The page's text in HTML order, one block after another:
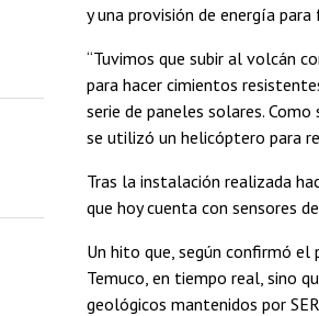
y una provisión de energía para
“Tuvimos que subir al volcán
para hacer cimientos
serie de paneles solares.
se utilizó un helicóptero para
Tras la instalación realizada
que hoy cuenta con sensores
Un hito que, según confirmó el
Temuco, en tiempo real, sino
geológicos mantenidos por